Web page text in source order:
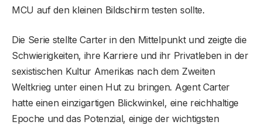
MCU auf den kleinen Bildschirm testen sollte.
Die Serie stellte Carter in den Mittelpunkt und zeigte die
Schwierigkeiten, ihre Karriere und ihr Privatleben in der
sexistischen Kultur Amerikas nach dem Zweiten
Weltkrieg unter einen Hut zu bringen. Agent Carter
hatte einen einzigartigen Blickwinkel, eine reichhaltige
Epoche und das Potenzial, einige der wichtigsten